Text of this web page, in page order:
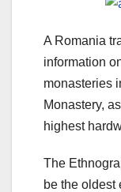
A Romania
information
monasteries
Monastery,
highest
The
be the oldest